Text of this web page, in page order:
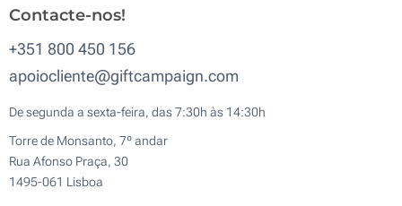
Contacte-nos!
+351 800 450 156
apoiocliente@giftcampaign.com
De segunda a sexta-feira, das 7:30h às 14:30h
Torre de Monsanto, 7º andar
Rua Afonso Praça, 30
1495-061 Lisboa